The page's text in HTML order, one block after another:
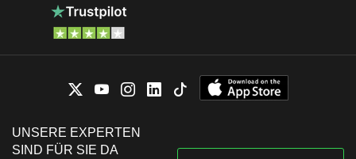
UNSERE EXPERTEN
SIND FÜR SIE DA